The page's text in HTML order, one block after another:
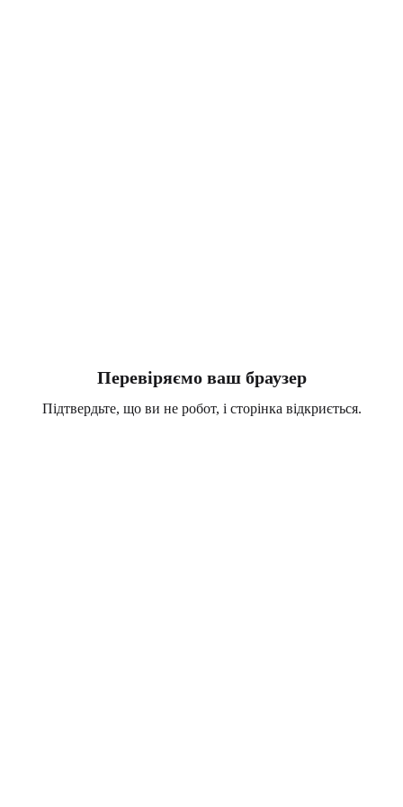
Перевіряємо ваш браузер
Підтвердьте, що ви не робот, і сторінка відкриється.